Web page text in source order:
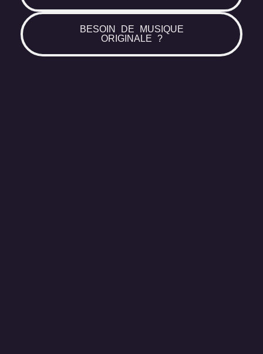
BESOIN DE MUSIQUE
ORIGINALE ?